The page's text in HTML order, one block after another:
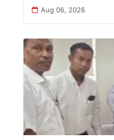
Aug 06, 2026